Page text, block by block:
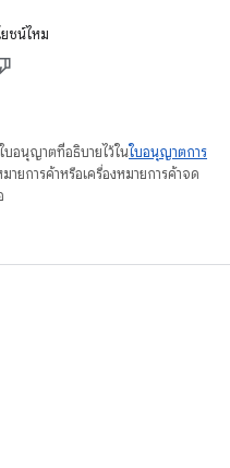
ชน์ไหม
บอนุญาตที่อธิบายไว้ในใบอนุญาตการ
ยการค้าหรือเครื่องหมายการค้าจด